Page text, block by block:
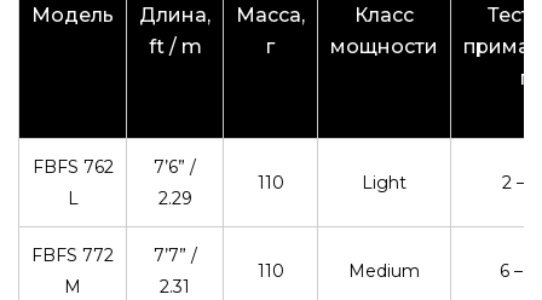
Модель
Длина,
ft / m
Масса,
г
Класс
мощности
Тест
г
FBFS 762
L
7’6” /
2.29
110 Light 2 –
FBFS 772
M
7’7” /
2.31
110 Medium 6 –